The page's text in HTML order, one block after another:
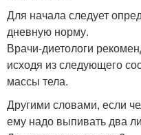
Для начала следует
дневную норму.
Врачи-диетологи
исходя из следующего
массы тела.
Другими словами, если
ему надо выпивать два